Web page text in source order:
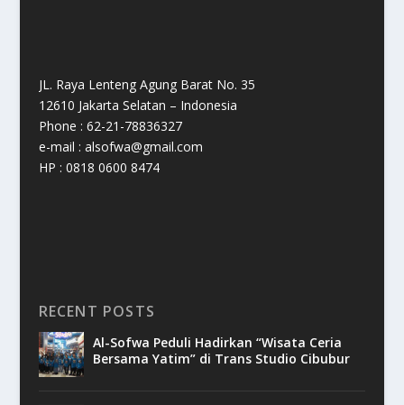
JL. Raya Lenteng Agung Barat No. 35
12610 Jakarta Selatan – Indonesia
Phone : 62-21-78836327
e-mail : alsofwa@gmail.com
HP : 0818 0600 8474
RECENT POSTS
Al-Sofwa Peduli Hadirkan “Wisata Ceria
Bersama Yatim” di Trans Studio Cibubur